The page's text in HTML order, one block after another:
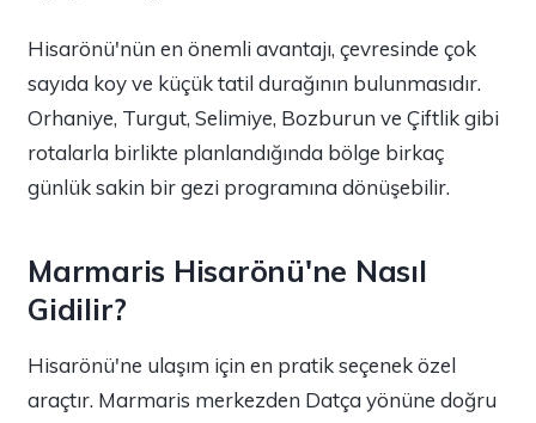
Hisarönü'nün en önemli avantajı, çevresinde çok
sayıda koy ve küçük tatil durağının bulunmasıdır.
Orhaniye, Turgut, Selimiye, Bozburun ve Çiftlik gibi
rotalarla birlikte planlandığında bölge birkaç
günlük sakin bir gezi programına dönüşebilir.
Marmaris Hisarönü'ne Nasıl
Gidilir?
Hisarönü'ne ulaşım için en pratik seçenek özel
araçtır. Marmaris merkezden Datça yönüne doğru